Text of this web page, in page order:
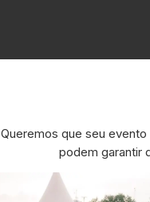
Queremos que seu
podem garantir